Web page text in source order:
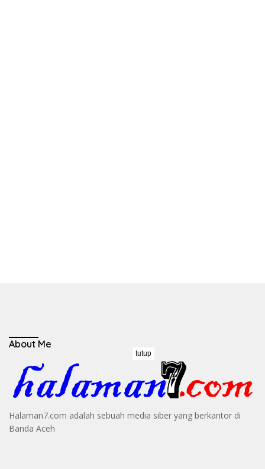
About Me
Halaman7.com adalah sebuah media siber yang berkantor di
Banda Aceh
tutup